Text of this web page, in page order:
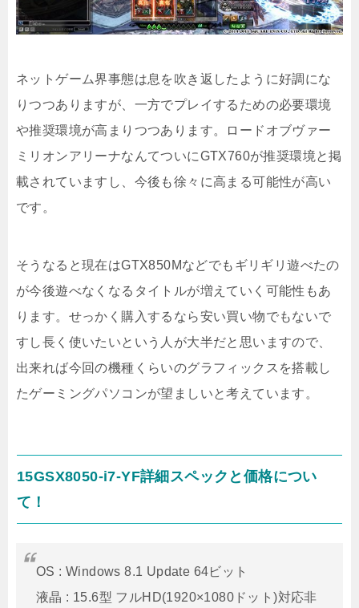
ネットゲーム界事態は息を吹き返したように好調にな
りつつありますが、一方でプレイするための必要環境
や推奨環境が高まりつつあります。ロードオブヴァー
ミリオンアリーナなんてついにGTX760が推奨環境と掲
載されていますし、今後も徐々に高まる可能性が高い
です。
そうなると現在はGTX850Mなどでもギリギリ遊べたの
が今後遊べなくなるタイトルが増えていく可能性もあ
ります。せっかく購入するなら安い買い物でもないで
すし長く使いたいという人が大半だと思いますので、
出来れば今回の機種くらいのグラフィックスを搭載し
たゲーミングパソコンが望ましいと考えています。
15GSX8050-i7-YF詳細スペックと価格につい
て！
OS : Windows 8.1 Update 64ビット
液晶 : 15.6型 フルHD(1920×1080ドット)対応非